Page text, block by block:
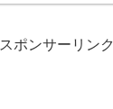
スポンサーリンク